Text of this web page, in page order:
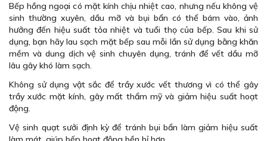
Bếp hồng ngoại có mặt kính chịu nhiệt cao, nhưng nếu không vệ
sinh thường xuyên, dầu mỡ và bụi bẩn có thể bám vào, ảnh
hưởng đến hiệu suất tỏa nhiệt và tuổi thọ của bếp. Sau khi sử
dụng, bạn hãy lau sạch mặt bếp sau mỗi lần sử dụng bằng khăn
mềm và dung dịch vệ sinh chuyên dụng, tránh để vết dầu mỡ
lâu gây khó làm sạch.
Không sử dụng vật sắc để trầy xước vết thương vì có thể gây
trầy xước mặt kính, gây mất thẩm mỹ và giảm hiệu suất hoạt
động.
Vệ sinh quạt sưởi định kỳ để tránh bụi bẩn làm giảm hiệu suất